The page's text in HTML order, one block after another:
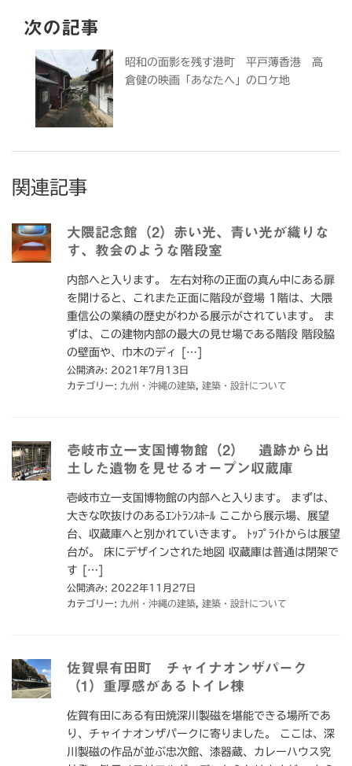
次の記事
昭和の面影を残す港町 平戸薄香港 高
倉健の映画「あなたへ」のロケ地
関連記事
大隈記念館（2）赤い光、青い光が織りな
す、教会のような階段室
内部へと入ります。 左右対称の正面の真ん中にある扉
を開けると、これまた正面に階段が登場 1階は、大隈
重信公の業績の歴史がわかる展示がされています。 ま
ずは、この建物内部の最大の見せ場である階段 階段脇
の壁面や、巾木のディ […]
公開済み: 2021年7月13日
カテゴリー: 九州・沖縄の建築 建築・設計について
壱岐市立一支国博物館（2） 遺跡から出
土した遺物を見せるオープン収蔵庫
壱岐市立一支国博物館の内部へと入ります。 まずは、
大きな吹抜けのあるｴﾝﾄﾗﾝｽﾎｰﾙ ここから展示場、展望
台、収蔵庫へと別かれていきます。 ﾄｯﾌﾟﾗｲﾄからは展望
台が。 床にデザインされた地図 収蔵庫は普通は閉架で
す […]
公開済み: 2022年11月27日
カテゴリー: 九州・沖縄の建築 建築・設計について
佐賀県有田町 チャイナオンザパーク
（1）重厚感があるトイレ棟
佐賀有田にある有田焼深川製磁を堪能できる場所であ
り、チャイナオンザパークに寄りました。 ここは、深
川製磁の作品が並ぶ忠次館、漆器蔵、カレーハウス究